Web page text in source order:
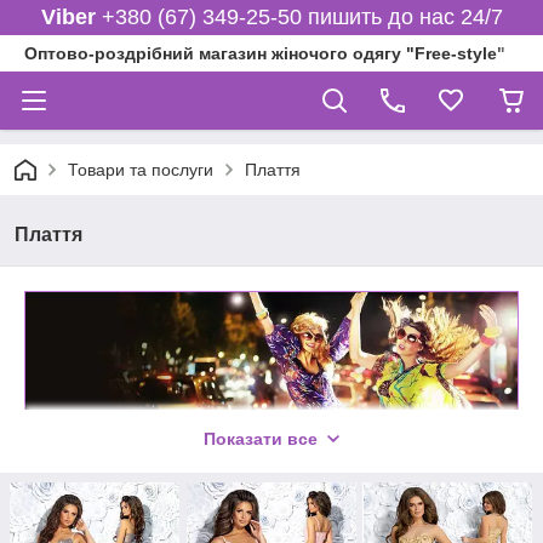
Viber+380 (67) 349-25-50 пишить до нас 24/7
Оптово-роздрібний магазин жіночого одягу "Free-style"
Товари та послуги Плаття
Плаття
Плаття гуртом і в роздріб за
України та Європи
Показати все